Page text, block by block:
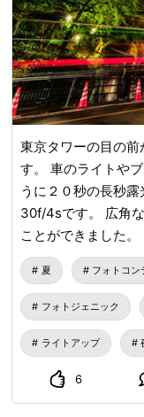
東京タワーの目の
す。 車のライトや
うに２０秒の長秒
30f/4sです。 広角
ことができました。
夏 フォトコン
フォトジェニック
ライトアップ
6